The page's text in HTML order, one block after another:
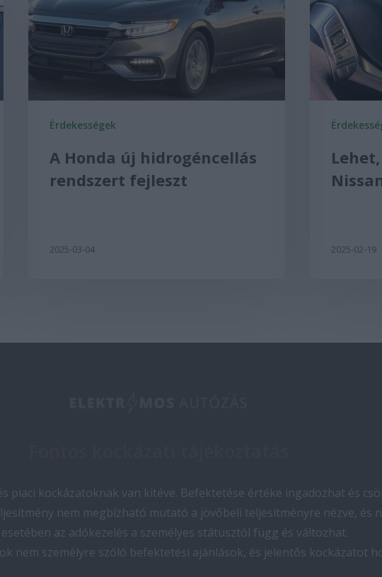
Érdekességek
A Honda új hidrogéncellás
rendszert fejleszt
2025-03-04 2025-02-19
kockázatoknak van kitéve. Befektetése értéke ingadozhat és
nem megbízható mutató a jövőbeli teljesítményre nézve, és
esetében az adókezelés a személyes státusztól függ és változhat.
nem személyre szóló befektetési ajánlások, és jelentős kockázatot